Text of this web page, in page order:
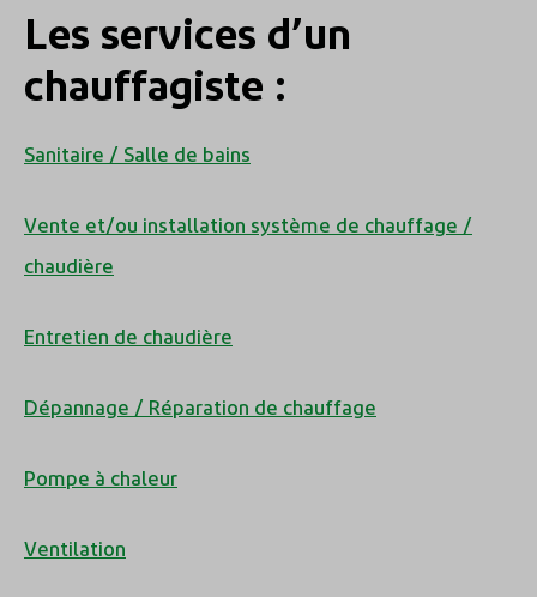
Les services d’un
chauffagiste :
Sanitaire / Salle de bains
Vente et/ou installation système de chauffage /
chaudière
Entretien de chaudière
Dépannage / Réparation de chauffage
Pompe à chaleur
Ventilation